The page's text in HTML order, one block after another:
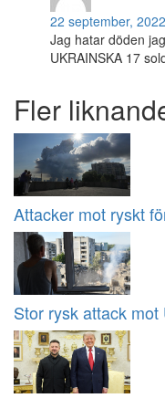
22 september,
Jag hatar döden
UKRAINSKA 17
Fler
Attacker mot ryskt
Stor rysk attack mot